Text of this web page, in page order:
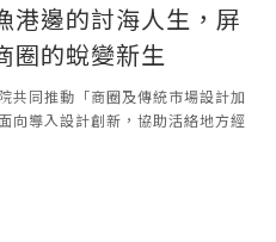
港邊的討海人生，屏
圈的蛻變新生
共同推動「商圈及傳統市場設計加
向導入設計創新，協助活絡地方經